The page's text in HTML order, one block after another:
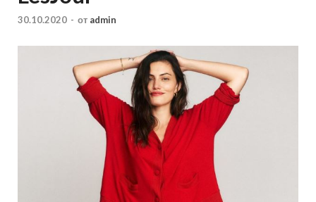
30.10.2020 - от admin